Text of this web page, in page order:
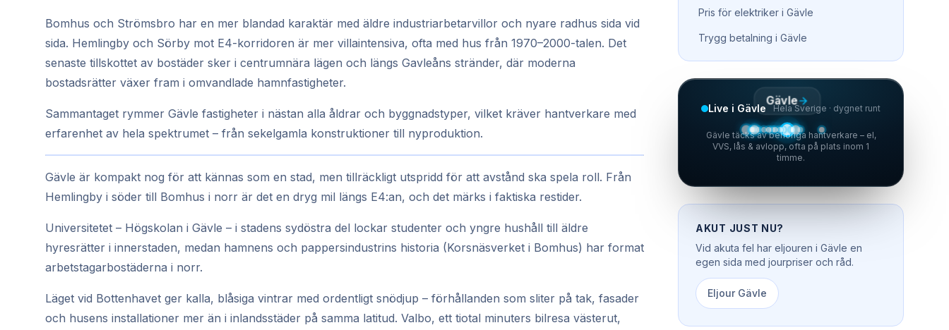
Bomhus och Strömsbro har en mer blandad karaktär med äldre industriarbetarvillor och nyare radhus sida vid
sida. Hemlingby och Sörby mot E4-korridoren är mer villaintensiva, ofta med hus från 1970–2000-talen. Det
senaste tillskottet av bostäder sker i centrumnära lägen och längs Gavleåns stränder, där moderna
bostadsrätter växer fram i omvandlade hamnfastigheter.
Sammantaget rymmer Gävle fastigheter i nästan alla åldrar och byggnadstyper, vilket kräver hantverkare med
erfarenhet av hela spektrumet – från sekelgamla konstruktioner till nyproduktion.
Gävle är kompakt nog för att kännas som en stad, men tillräckligt utspridd för att avstånd ska spela roll. Från
Hemlingby i söder till Bomhus i norr är det en dryg mil längs E4:an, och det märks i faktiska restider.
Universitetet – Högskolan i Gävle – i stadens sydöstra del lockar studenter och yngre hushåll till äldre
hyresrätter i innerstaden, medan hamnens och pappersindustrins historia (Korsnäsverket i Bomhus) har format
arbetstagarbostäderna i norr.
Läget vid Bottenhavet ger kalla, blåsiga vintrar med ordentligt snödjup – förhållanden som sliter på tak, fasader
och husens installationer mer än i inlandsstäder på samma latitud. Valbo, ett tiotal minuters bilresa västerut,
Pris för elektriker i Gävle
Trygg betalning i Gävle
Live i Gävle Hela Sverige · dygnet runt
Gävle
Gävle täcks av behöriga hantverkare – el,
VVS, lås & avlopp, ofta på plats inom 1
timme.
AKUT JUST NU?
Vid akuta fel har eljouren i Gävle en
egen sida med jourpriser och råd.
Eljour Gävle